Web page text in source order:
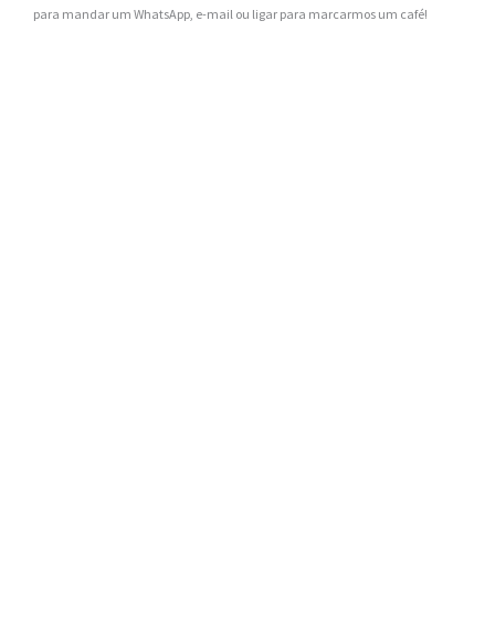
para mandar um WhatsApp, e-mail ou ligar para marcarmos um café!